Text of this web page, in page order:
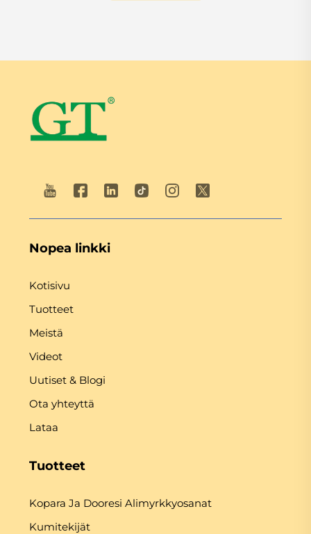
Nopea linkki
Kotisivu
Tuotteet
Meistä
Videot
Uutiset & Blogi
Ota yhteyttä
Lataa
Tuotteet
Kopara Ja Dooresi Alimyrkkyosanat
Kumitekijät